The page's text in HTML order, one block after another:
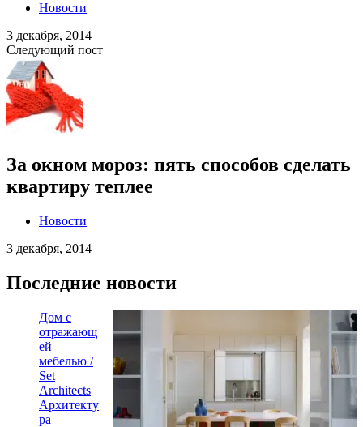
Новости
3 декабря, 2014
Следующий пост
За окном мороз: пять способов сделать
квартиру теплее
Новости
3 декабря, 2014
Последние новости
Дом с
отражающ
ей
мебелью /
Set
Architects
Архитекту
ра